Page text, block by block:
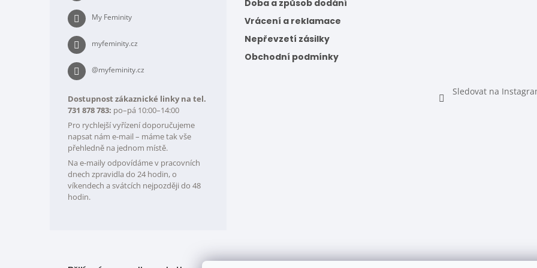
My Feminity
myfeminity.cz
@myfeminity.cz
Dostupnost zákaznické linky na tel.
731 878 783: po–pá 10:00–14:00
Pro rychlejší vyřízení doporučujeme
napsat nám e-mail – máme tak vše
přehledně na jednom místě.
Na e-maily odpovídáme v pracovních
dnech zpravidla do 24 hodin, o
víkendech a svátcích nejpozději do 48
hodin.
Doba a způsob dodání
Vrácení a reklamace
Nepřevzetí zásilky
Obchodní podmínky
Sledovat na